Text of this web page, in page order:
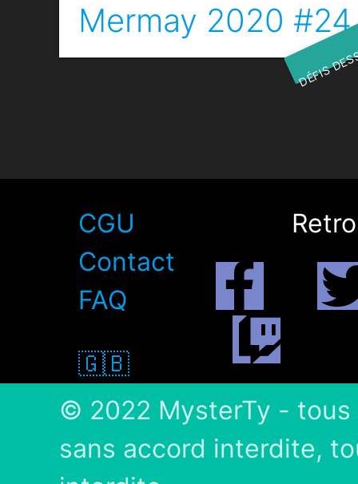
Mermay 2020
DÉFIS
CGU
Contact
FAQ
🇬🇧
© 2022 MysterTy -
sans accord interdite,